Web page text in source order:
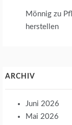
Mönnig zu
herstellen
ARCHIV
Juni 2026
Mai 2026